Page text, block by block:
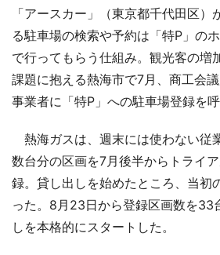
「アースカー」（東京都千代田区）
る駐車場の検索や予約は「特P」の
で行ってもらう仕組み。観光客の増
課題に抱える熱海市で7月、商工会
事業者に「特P」への駐車場登録を呼
熱海ガスは、週末には使わない従
数台分の区画を7月後半からトライ
録。貸し出しを始めたところ、当初
った。8月23日から登録区画数を33
しを本格的にスタートした。